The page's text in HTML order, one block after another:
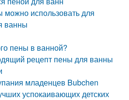
можно использовать для
ванны
пены в ванной?
рецепт пены для ванны
младенцев Bubchen
успокаивающих детских